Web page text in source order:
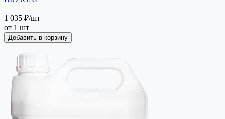
1 035 ₽/шт
от 1 шт
Добавить в корзину